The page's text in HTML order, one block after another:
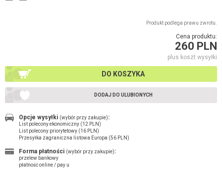
Produkt podlega prawu zwrotu.
Cena produktu:
260 PLN
plus koszt wysyłki
DO KOSZYKA
DODAJ DO ULUBIONYCH
Opcje wysyłki (wybór przy zakupie):
List polecony ekonomiczny (12 PLN)
List polecony priorytetowy (16 PLN)
Przesyłka zagraniczna listowa Europa (56 PLN)
Forma płatności (wybór przy zakupie):
przelew bankowy
płatność online / pay u